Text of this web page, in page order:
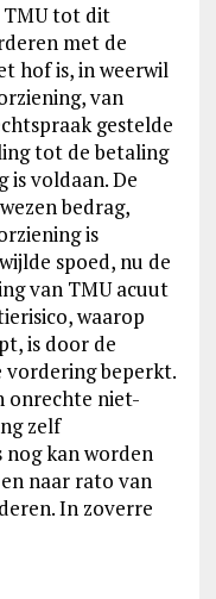
TMU tot dit
met de
hof is, in weerwil
van
gestelde
tot de betaling
is voldaan. De
bedrag,
is
spoed, nu de
van TMU acuut
waarop
is door de
vordering beperkt.
onrechte niet-
zelf
kan worden
naar rato van
In zoverre